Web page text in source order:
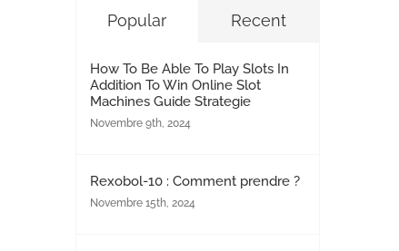
Popular Recent
How To Be Able To Play Slots In
Addition To Win Online Slot
Machines Guide Strategie
Novembre 9th, 2024
Rexobol-10 : Comment prendre ?
Novembre 15th, 2024